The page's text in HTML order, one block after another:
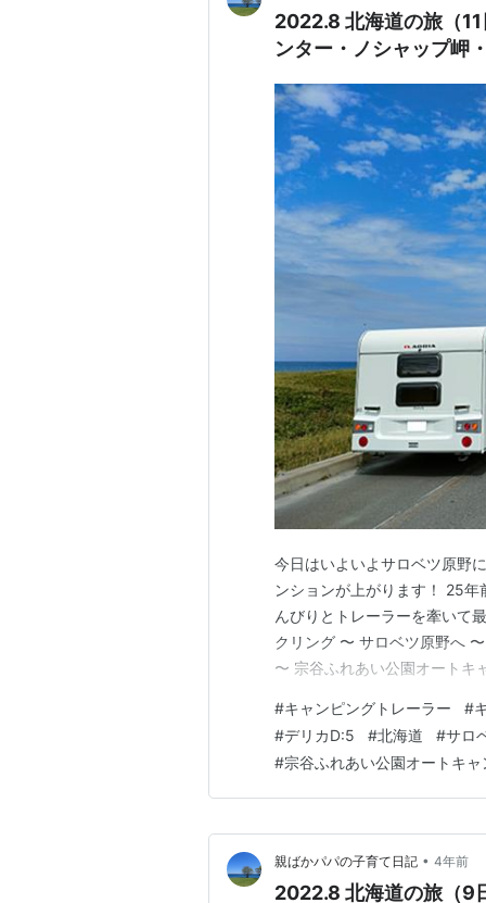
2022.8 北海道の旅（
ンター・ノシャップ岬
今日はいよいよサロベツ原野
ンションが上がります！ 25
んびりとトレーラーを牽いて
クリング 〜 サロベツ原野へ
〜 宗谷ふれあい公園オートキ
えません…残念です。けれど
ことはわかっているの…
#キャンピングトレーラー #
#デリカD:5 #北海道 #サロ
#宗谷ふれあい公園オートキャ
親ばかパパの子育て日記 • 4年前
2022.8 北海道の旅（9